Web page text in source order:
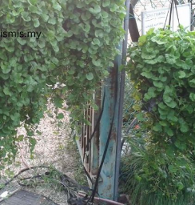
Beli Di Mana
Buat Sendiri
Ilham Impiana
Ilham Impiana 360
Ilham Impiana Inspirasi Selebriti
Impiana TV
Casa Impiana
Impiana MakeOver
Lahar Dekor